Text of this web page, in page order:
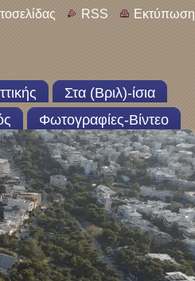
RSS Εκτύπωση
Στα (Βριλ)-ίσια
Φωτογραφίες-Βίντεο